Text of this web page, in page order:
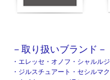
－取り扱いブランド－
・エレッセ・オノフ・シャルル
・ジルスチュアート・セシルマ